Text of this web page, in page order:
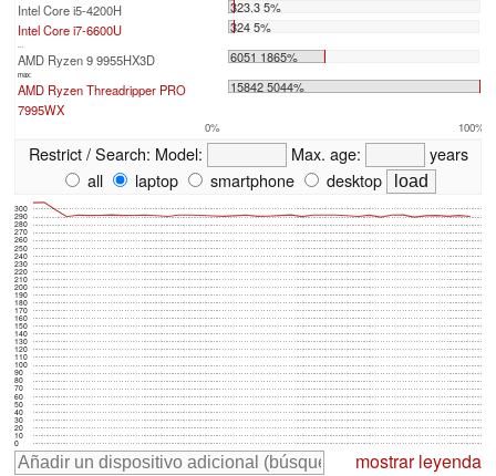
Intel Core i5-4200H
323.3 5%
Intel Core i7-6600U
324 5%
...
AMD Ryzen 9 9955HX3D 6051 1865%
max:
AMD Ryzen Threadripper PRO
7995WX
15842 5044%
0% 100%
Restrict / Search: Model: Max. age:
years
all
laptop smartphone desktop
0
10
20
30
40
50
60
70
80
90
100
110
120
130
140
150
160
170
180
190
200
210
220
230
240
250
260
270
280
290
300
mostrar leyenda